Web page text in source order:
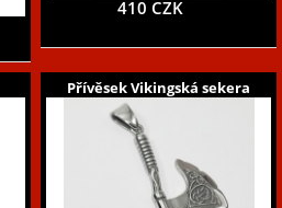
410 CZK
Přívěsek Vikingská sekera